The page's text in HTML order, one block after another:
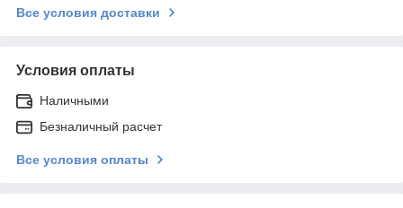
Все условия доставки
Условия оплаты
Наличными
Безналичный расчет
Все условия оплаты